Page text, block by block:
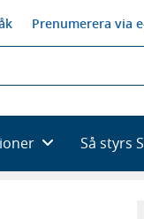
Prenumerera via
Så styrs